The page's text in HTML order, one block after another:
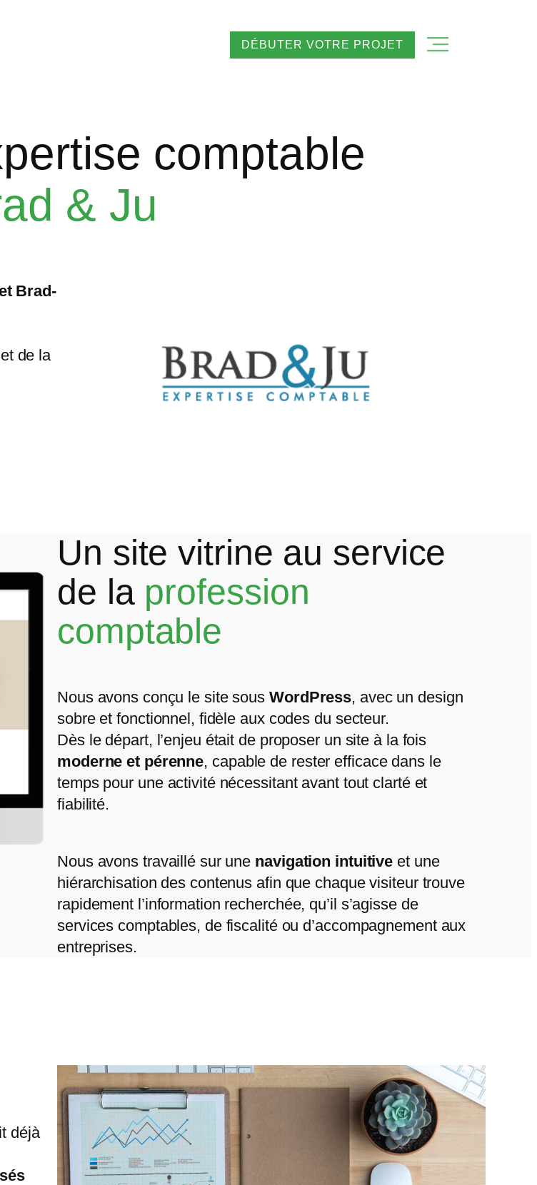
DÉBUTER VOTRE PROJET
comptable
& Ju
Brad-
de la
Un site vitrine au service
de la profession
comptable
Nous avons conçu le site sous WordPress, avec un design
sobre et fonctionnel, fidèle aux codes du secteur.
Dès le départ, l’enjeu était de proposer un site à la fois
moderne et pérenne, capable de rester efficace dans le
temps pour une activité nécessitant avant tout clarté et
fiabilité.
Nous avons travaillé sur une navigation intuitive et une
hiérarchisation des contenus afin que chaque visiteur trouve
rapidement l’information recherchée, qu’il s’agisse de
services comptables, de fiscalité ou d’accompagnement aux
entreprises.
déjà